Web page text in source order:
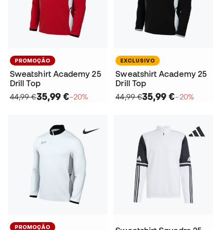
PROMOÇÃO
Sweatshirt Academy 25
Drill Top
44,99 €35,99 €−20%
EXCLUSIVO
Sweatshirt Academy 25
Drill Top
44,99 €35,99 €−20%
PROMOÇÃO